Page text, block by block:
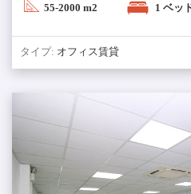
55-2000 m2 1 ベッ
タイプ: オフィス賃貸